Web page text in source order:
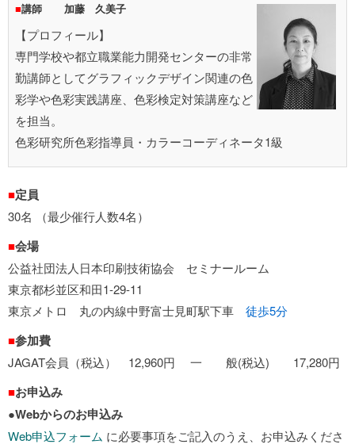
■講師 加藤 久美子
【プロフィール】
専門学校や都立職業能力開発センターの非常
勤講師としてグラフィックデザイン関連の色
彩学や色彩実践講座、色彩検定対策講座など
を担当。
色彩研究所色彩指導員・カラーコーディネータ1級
■定員
30名 （最少催行人数4名）
■会場
公益社団法人日本印刷技術協会 セミナールーム
東京都杉並区和田1-29-11
東京メトロ 丸の内線中野富士見町駅下車 徒歩5分
■参加費
JAGAT会員（税込） 12,960円 一 般(税込) 17,280円
■お申込み
●Webからのお申込み
Web申込フォーム に必要事項をご記入のうえ、お申込みくださ